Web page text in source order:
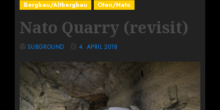
Bergbau/Altbergbau Otan/Nato
Nato Quarry (revisit)
SUBGROUND 4. APRIL 2018